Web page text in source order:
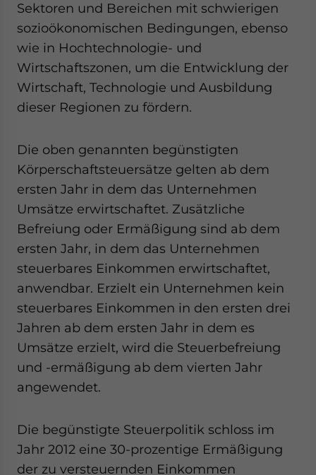
Sektoren und Bereichen mit schwierigen
sozioökonomischen Bedingungen, ebenso
wie in Hochtechnologie- und
Wirtschaftszonen, um die Entwicklung der
Wirtschaft, Technologie und Ausbildung
dieser Regionen zu fördern.
Die oben genannten begünstigten
Körperschaftsteuersätze gelten ab dem
ersten Jahr in dem das Unternehmen
Umsätze erwirtschaftet. Zusätzliche
Befreiung oder Ermäßigung sind ab dem
ersten Jahr, in dem das Unternehmen
steuerbares Einkommen erwirtschaftet,
anwendbar. Erzielt ein Unternehmen kein
steuerbares Einkommen in den ersten drei
Jahren ab dem ersten Jahr in dem es
Umsätze erzielt, wird die Steuerbefreiung
und -ermäßigung ab dem vierten Jahr
angewendet.
Die begünstigte Steuerpolitik schloss im
Jahr 2012 eine 30-prozentige Ermäßigung
der zu versteuernden Einkommen